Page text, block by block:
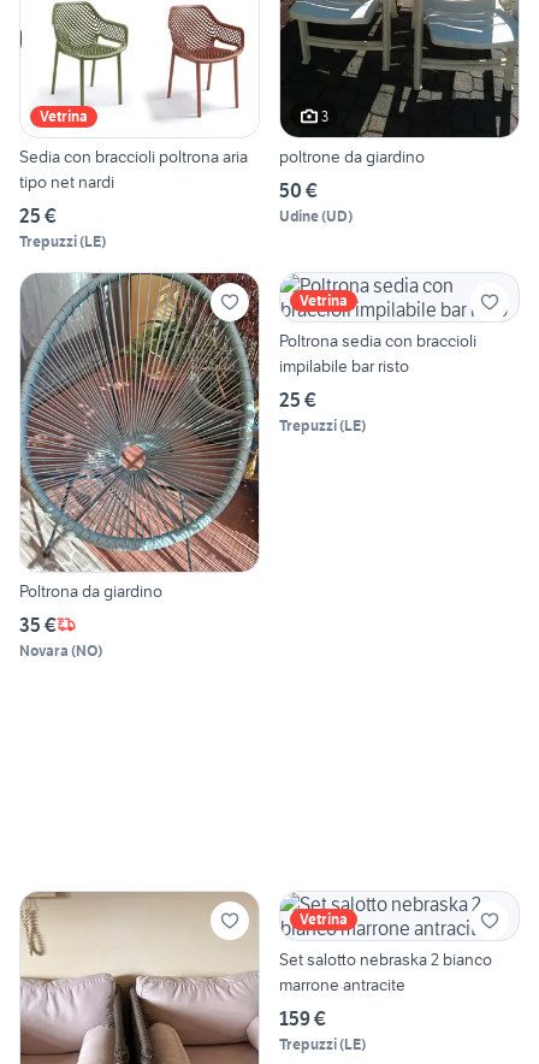
Vetrina
Sedia con braccioli poltrona aria
tipo net nardi
25 €
Trepuzzi(LE)
3
poltrone da giardino
50 €
Udine(UD)
Poltrona da giardino
35 €
Novara (NO)
Vetrina
Poltrona sedia con braccioli
impilabile bar risto
25 €
Trepuzzi(LE)
Vetrina
Set salotto nebraska 2 bianco
marrone antracite
159 €
Trepuzzi(LE)